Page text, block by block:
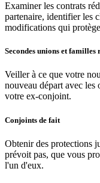
Examiner les contrats
partenaire, identifier les
modifications qui
Secondes unions et familles
Veiller à ce que votre
nouveau départ avec les
votre ex-conjoint.
Conjoints de fait
Obtenir des protections
prévoit pas, que vous
l'un d'eux.